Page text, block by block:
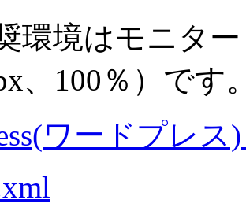
環境はモニター
、100％）です
ワードプレス)